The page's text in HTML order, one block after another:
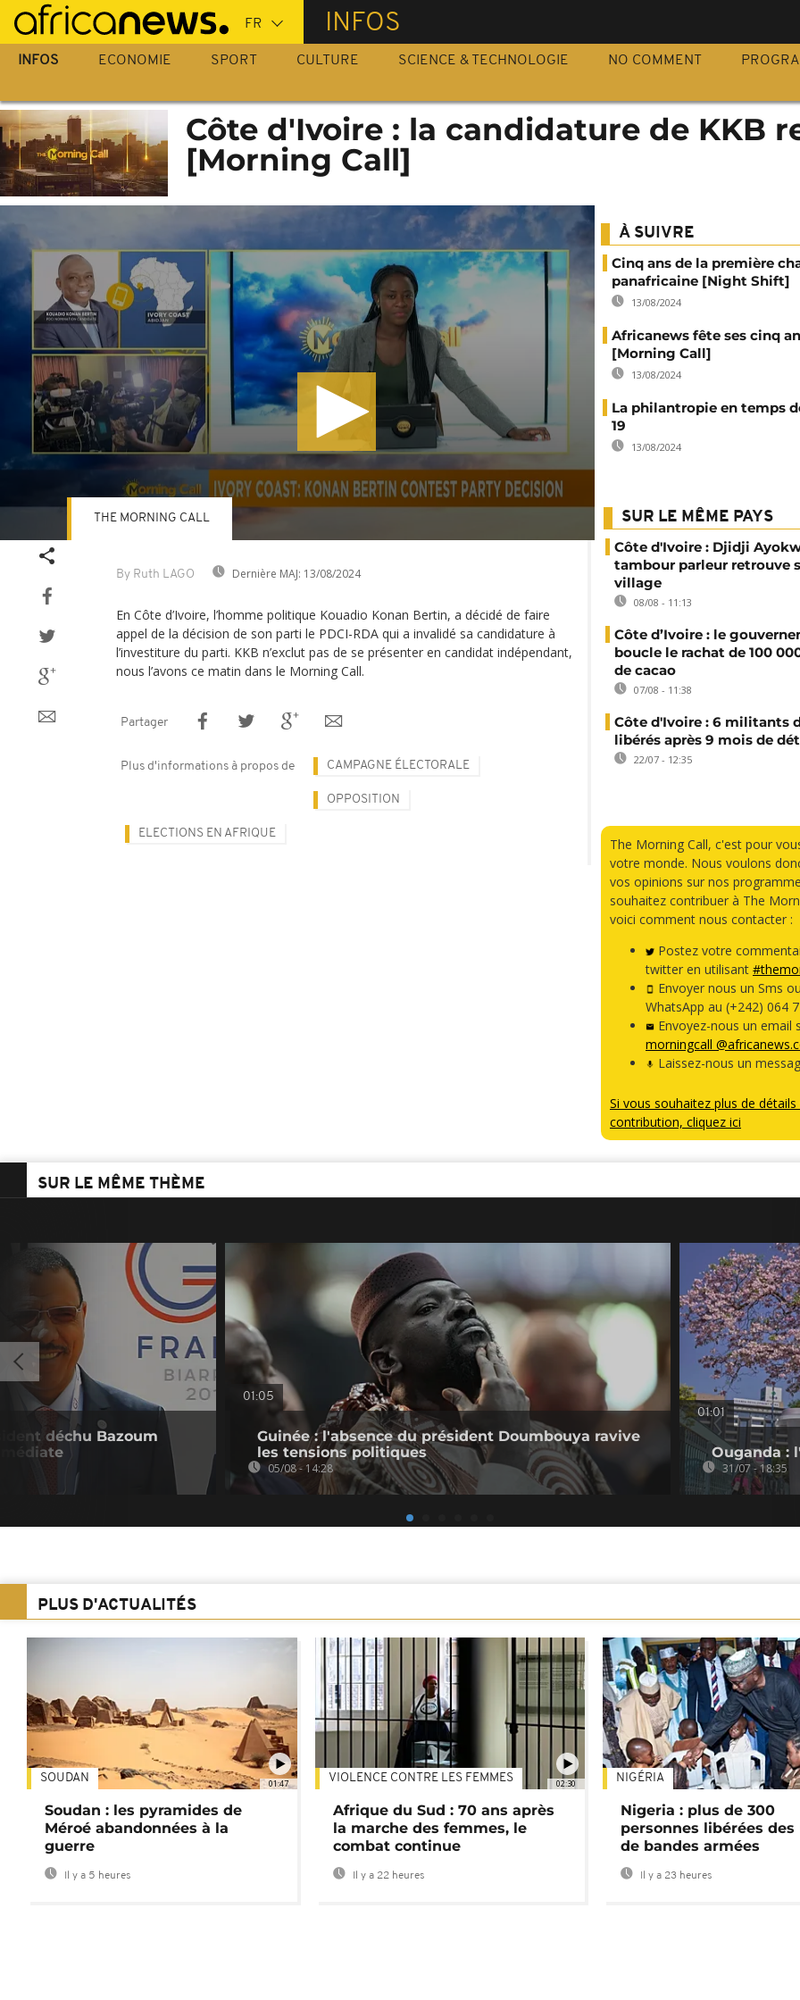
Passer
au
contenu
INFOS
INFOS ECONOMIE SPORT CULTURE SCIENCE & TECHNOLOGIE NO COMMENT
Côte d'Ivoire : la candidature de KKB
[Morning Call]
By Ruth LAGO Dernière MAJ: 13/08/2024
THE MORNING CALL
En Côte d’Ivoire, l’homme politique Kouadio Konan Bertin, a décidé de faire
appel de la décision de son parti le PDCI-RDA qui a invalidé sa candidature à
l’investiture du parti. KKB n’exclut pas de se présenter en candidat indépendant,
nous l’avons ce matin dans le Morning Call.
Partager
Plus d'informations à propos de CAMPAGNE ÉLECTORALE
OPPOSITION
ELECTIONS EN AFRIQUE
À SUIVRE
Cinq ans de la première
panafricaine [Night Shift]
13/08/2024
Africanews fête ses cinq
[Morning Call]
13/08/2024
La philantropie en temps
19
13/08/2024
SUR LE MÊME PAYS
Côte d'Ivoire : Djidji
tambour parleur retrouve
village
08/08 - 11:13
Côte d’Ivoire : le
boucle le rachat de 100
de cacao
07/08 - 11:38
Côte d'Ivoire : 6 militants
libérés après 9 mois de
22/07 - 12:35
The Morning Call, c'est pour
votre monde. Nous voulons
vos opinions sur nos
souhaitez contribuer à The
voici comment nous contacter :
Postez votre
twitter en utilisant
Envoyer nous un Sms ou
WhatsApp au (+242) 064
Envoyez-nous un email
morningcall
Laissez-nous un
Si vous souhaitez plus de détails
contribution, cliquez ici
SUR LE MÊME THÈME
déchu Bazoum
01:05
Guinée : l'absence du président Doumbouya ravive
les tensions politiques
05/08 - 14:28
01:01
Ouganda :
31/07 - 18:35
PLUS D'ACTUALITÉS
01:47
SOUDAN
Soudan : les pyramides de
Méroé abandonnées à la
guerre
Il y a 5 heures
02:30
VIOLENCE CONTRE LES FEMMES
Afrique du Sud : 70 ans après
la marche des femmes, le
combat continue
Il y a 22 heures
NIGÉRIA
Nigeria : plus de 300
personnes libérées des
de bandes armées
Il y a 23 heures